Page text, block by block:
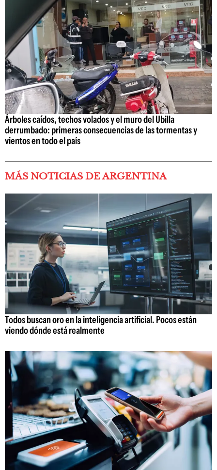
Árboles caídos, techos volados y el muro del Ubilla
derrumbado: primeras consecuencias de las tormentas y
vientos en todo el país
MÁS NOTICIAS DE ARGENTINA
Todos buscan oro en la inteligencia artificial. Pocos están
viendo dónde está realmente